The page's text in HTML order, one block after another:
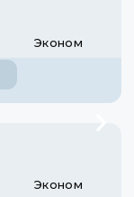
Эконом
Эконом